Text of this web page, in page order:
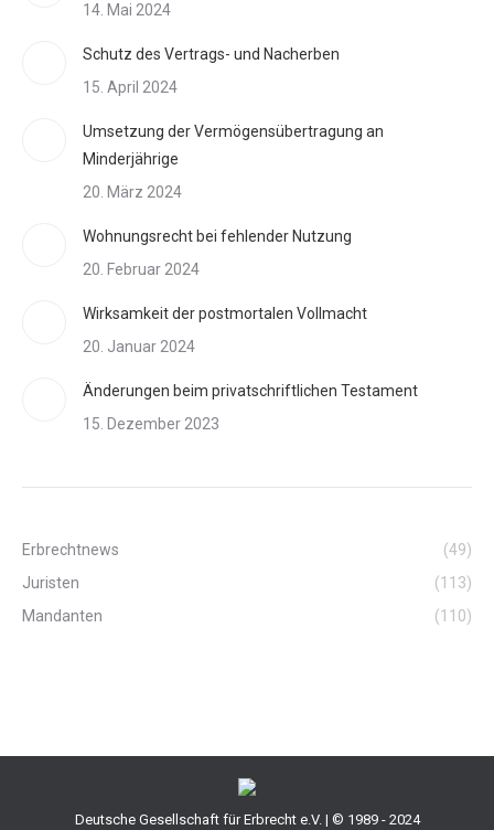
14. Mai 2024
Schutz des Vertrags- und Nacherben
15. April 2024
Umsetzung der Vermögensübertragung an
Minderjährige
20. März 2024
Wohnungsrecht bei fehlender Nutzung
20. Februar 2024
Wirksamkeit der postmortalen Vollmacht
20. Januar 2024
Änderungen beim privatschriftlichen Testament
15. Dezember 2023
Erbrechtnews
(49)
Juristen
(113)
Mandanten
(110)
Deutsche Gesellschaft für Erbrecht e.V. | © 1989 - 2024